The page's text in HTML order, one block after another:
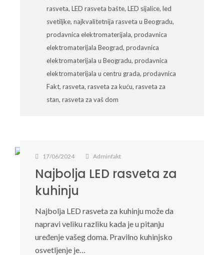
rasveta, LED rasveta bašte, LED sijalice, led
svetiljke, najkvalitetnija rasveta u Beogradu,
prodavnica elektromaterijala, prodavnica
elektromaterijala Beograd, prodavnica
elektromaterijala u Beogradu, prodavnica
elektromaterijala u centru grada, prodavnica
Fakt, rasveta, rasveta za kuću, rasveta za
stan, rasveta za vaš dom
17/06/2024 Adminfakt
Najbolja LED rasveta za
kuhinju
Najbolja LED rasveta za kuhinju može da
napravi veliku razliku kada je u pitanju
uređenje vašeg doma. Pravilno kuhinjsko
osvetljenje je…